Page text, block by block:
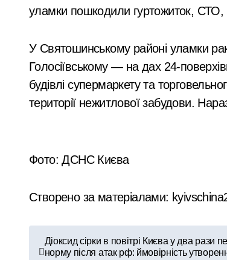
Трагедія на Київщині:
З 1 серпня БТІ Києва
Виявлено переплату понад
уламки пошкодили гуртожиток, СТО,
У Святошинському районі уламки
Голосіївському — на дах 24-
будівлі супермаркету та
території нежитлової забудови.
Фото: ДСНС Києва
Створено за матеріалами:
Діоксид сірки в повітрі Києва у два рази
норму після атак рф: ймовірність